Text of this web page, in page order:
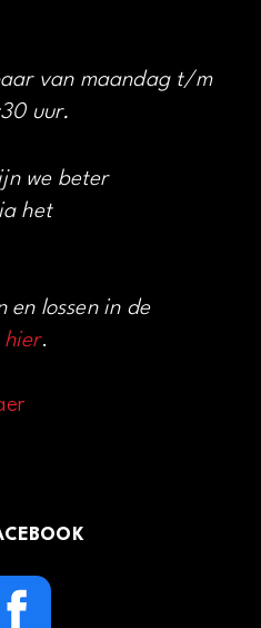
van maandag t/m
uur.
we beter
het
en lossen in de
hier.